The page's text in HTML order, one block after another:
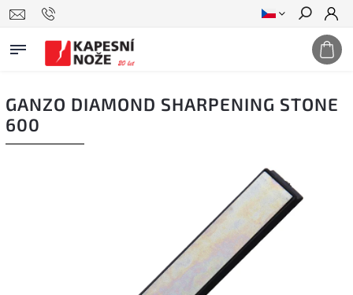
Hledat
GANZO DIAMOND SHARPENING STONE
600